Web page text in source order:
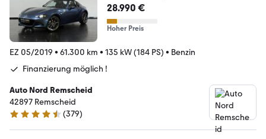
28.990 €
Hoher Preis
EZ 05/2019 • 61.300 km • 135 kW (184 PS) • Benzin
Finanzierung möglich !
Auto Nord Remscheid
42897 Remscheid
4.5 Sterne
(379)